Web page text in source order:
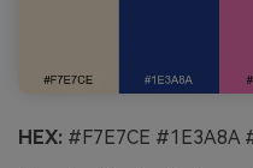
HEX: #F7E7CE #1E3A8A